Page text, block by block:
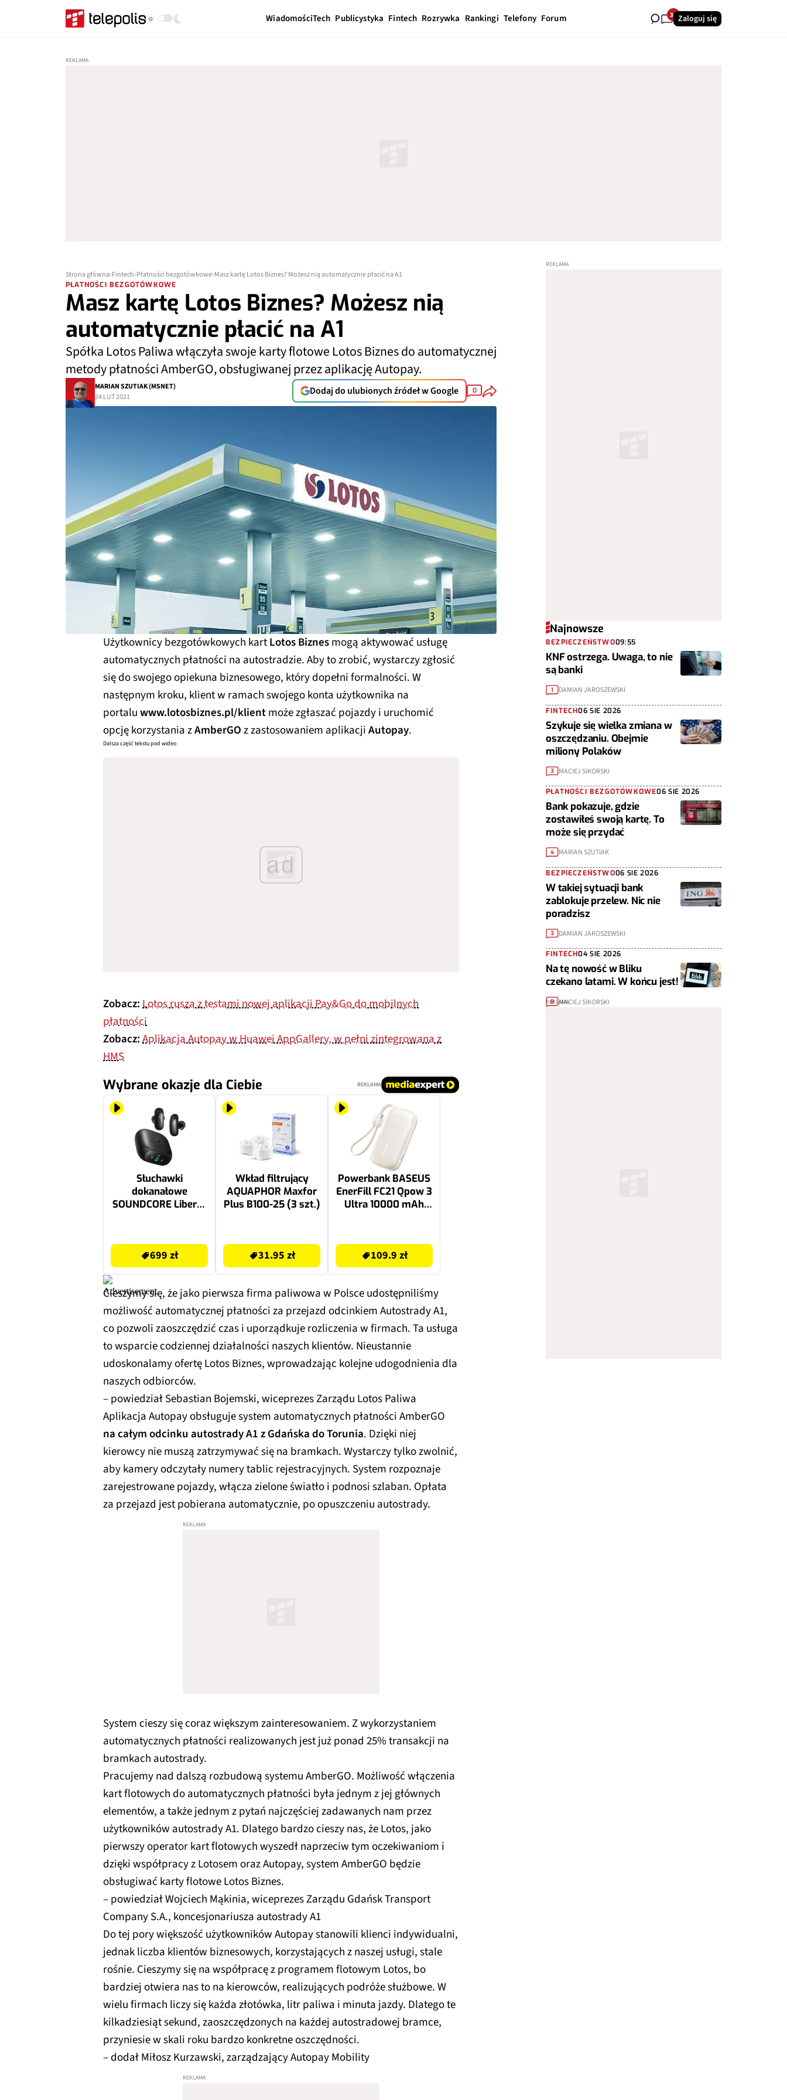
WiadomościTech Publicystyka Fintech Rozrywka Rankingi Telefony Forum 34Zaloguj się
Strona główna Fintech Płatności bezgotówkowe Masz kartę Lotos Biznes? Możesz nią automatycznie płacić na A1
PŁATNOŚCI BEZGOTÓWKOWE
Masz kartę Lotos Biznes? Możesz nią
automatycznie płacić na A1
Spółka Lotos Paliwa włączyła swoje karty flotowe Lotos Biznes do automatycznej
metody płatności AmberGO, obsługiwanej przez aplikację Autopay.
MARIAN SZUTIAK (MSNET)
24 LUT 2021
Dodaj do ulubionych źródeł w Google 0
Użytkownicy bezgotówkowych kartLotos Biznesmogą aktywować usługę
automatycznych płatności na autostradzie. Aby to zrobić, wystarczy zgłosić
się do swojego opiekuna biznesowego, który dopełni formalności. W
następnym kroku, klient w ramach swojego konta użytkownika na
portaluwww.lotosbiznes.pl/klientmoże zgłaszać pojazdy i uruchomić
opcję korzystania zAmberGOz zastosowaniem aplikacjiAutopay.
Dalsza część tekstu pod wideo
ad
Zobacz:Lotos rusza z testami nowej aplikacji Pay&Go do mobilnych
płatności
Zobacz:Aplikacja Autopay w Huawei AppGallery, w pełni zintegrowana z
HMS
Wybrane okazje dla Ciebie REKLAMA
Słuchawki
dokanałowe
SOUNDCORE Liberty
699 zł
Wkład filtrujący
AQUAPHOR Maxfor
Plus B100-25 (3 szt.)
31.95 zł
Powerbank BASEUS
EnerFill FC21 Qpow 3
Ultra 10000 mAh
109.9 zł
Cieszymy się, że jako pierwsza firma paliwowa w Polsce udostępniliśmy
możliwość automatycznej płatności za przejazd odcinkiem Autostrady A1,
co pozwoli zaoszczędzić czas i uporządkuje rozliczenia w firmach. Ta usługa
to wsparcie codziennej działalności naszych klientów. Nieustannie
udoskonalamy ofertę Lotos Biznes, wprowadzając kolejne udogodnienia dla
naszych odbiorców.
– powiedział Sebastian Bojemski, wiceprezes Zarządu Lotos Paliwa
Aplikacja Autopay obsługuje system automatycznych płatności AmberGO
na całym odcinku autostrady A1 z Gdańska do Torunia. Dzięki niej
kierowcy nie muszą zatrzymywać się na bramkach. Wystarczy tylko zwolnić,
aby kamery odczytały numery tablic rejestracyjnych. System rozpoznaje
zarejestrowane pojazdy, włącza zielone światło i podnosi szlaban. Opłata
za przejazd jest pobierana automatycznie, po opuszczeniu autostrady.
System cieszy się coraz większym zainteresowaniem. Z wykorzystaniem
automatycznych płatności realizowanych jest już ponad 25% transakcji na
bramkach autostrady.
Pracujemy nad dalszą rozbudową systemu AmberGO. Możliwość włączenia
kart flotowych do automatycznych płatności była jednym z jej głównych
elementów, a także jednym z pytań najczęściej zadawanych nam przez
użytkowników autostrady A1. Dlatego bardzo cieszy nas, że Lotos, jako
pierwszy operator kart flotowych wyszedł naprzeciw tym oczekiwaniom i
dzięki współpracy z Lotosem oraz Autopay, system AmberGO będzie
obsługiwać karty flotowe Lotos Biznes.
– powiedział Wojciech Mąkinia, wiceprezes Zarządu Gdańsk Transport
Company S.A., koncesjonariusza autostrady A1
Do tej pory większość użytkowników Autopay stanowili klienci indywidualni,
jednak liczba klientów biznesowych, korzystających z naszej usługi, stale
rośnie. Cieszymy się na współpracę z programem flotowym Lotos, bo
bardziej otwiera nas to na kierowców, realizujących podróże służbowe. W
wielu firmach liczy się każda złotówka, litr paliwa i minuta jazdy. Dlatego te
kilkadziesiąt sekund, zaoszczędzonych na każdej autostradowej bramce,
przyniesie w skali roku bardzo konkretne oszczędności.
– dodał Miłosz Kurzawski, zarządzający Autopay Mobility
Najnowsze
BEZPIECZEŃSTWO09:55
KNF ostrzega. Uwaga, to nie
są banki
1 DAMIAN JAROSZEWSKI
FINTECH06 SIE 2026
Szykuje się wielka zmiana w
oszczędzaniu. Obejmie
miliony Polaków
3 MACIEJ SIKORSKI
PŁATNOŚCI BEZGOTÓWKOWE06 SIE 2026
Bank pokazuje, gdzie
zostawiłeś swoją kartę. To
może się przydać
4 MARIAN SZUTIAK
BEZPIECZEŃSTWO06 SIE 2026
W takiej sytuacji bank
zablokuje przelew. Nic nie
poradzisz
3 DAMIAN JAROSZEWSKI
FINTECH04 SIE 2026
Na tę nowość w Bliku
czekano latami. W końcu jest!
8 MACIEJ SIKORSKI